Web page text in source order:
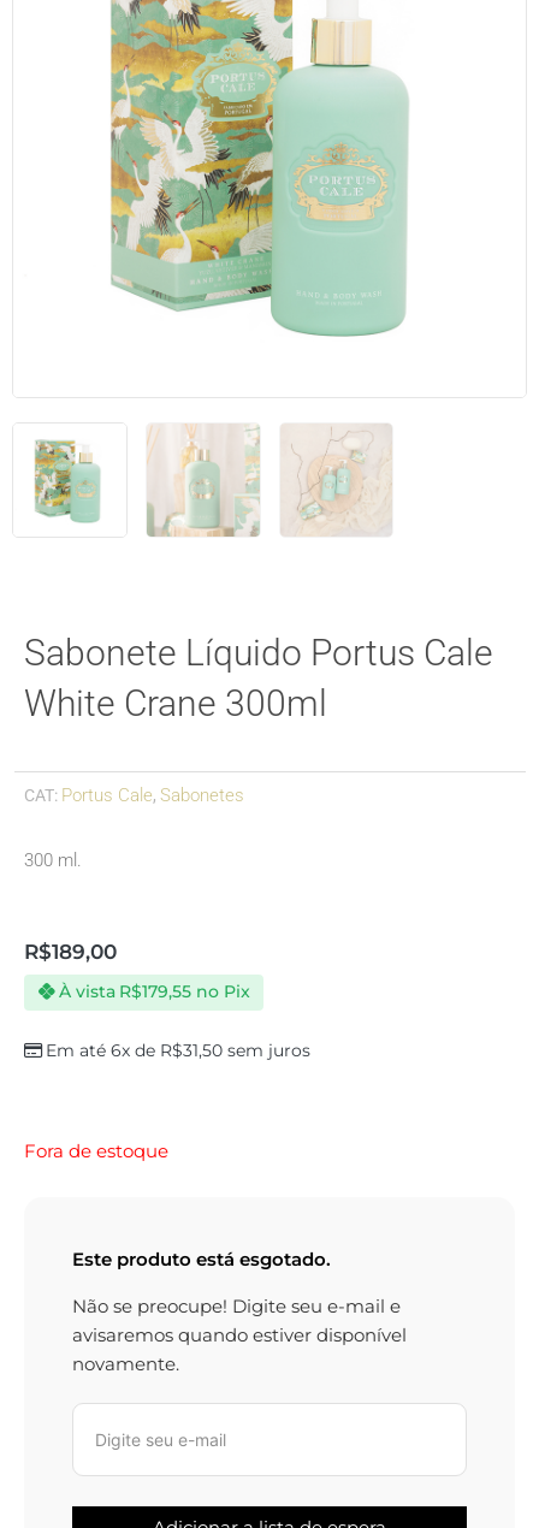
Sabonete Líquido Portus Cale
White Crane 300ml
CAT: Portus Cale, Sabonetes
300 ml.
R$189,00
Em até 6x de R$31,50 sem juros
À vista R$179,55 no Pix
Fora de estoque
Este produto está esgotado.
Não se preocupe! Digite seu e-mail e
avisaremos quando estiver disponível
novamente.